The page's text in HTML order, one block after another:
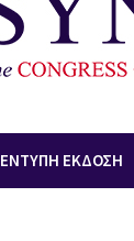
ΕΝΤΥΠΗ ΕΚΔΟΣΗ